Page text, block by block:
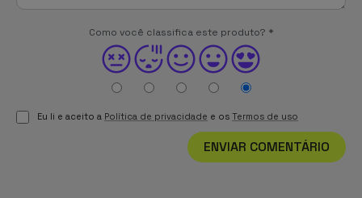
Como você classifica este produto? *
Eu li e aceito a Política de privacidade e os Termos de uso
ENVIAR COMENTÁRIO